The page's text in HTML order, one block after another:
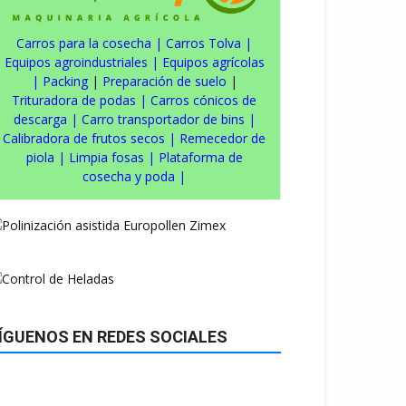
Carros para la cosecha | Carros Tolva |
Equipos agroindustriales | Equipos agrícolas
| Packing| Preparación de suelo |
Trituradora de podas | Carros cónicos de
descarga | Carro transportador de bins |
Calibradora de frutos secos | Remecedor de
piola | Limpia fosas | Plataforma de
cosecha y poda |
EN REDES SOCIALES